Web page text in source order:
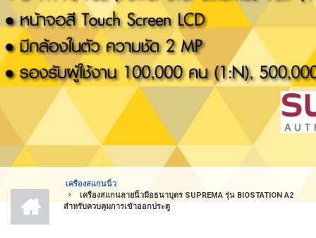
BREADCRUMB
แรก
เครื่องสแกนนิ้ว
เครื่องสแกนลายนิ้วมือธนาบุตร SUPREMA รุ่น BIOSTATION A2
สำหรับควบคุมการเข้าออกประตู